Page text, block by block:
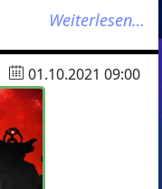
Weiterlesen…
01.10.2021 09:00